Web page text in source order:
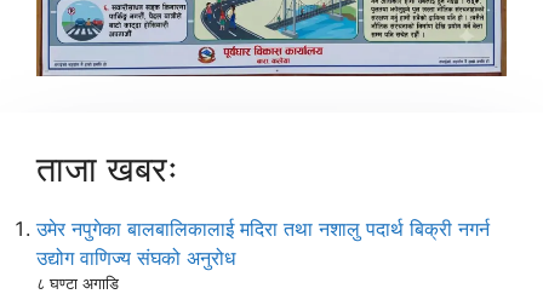
ताजा खबरः
उमेर नपुगेका बालबालिकालाई मदिरा तथा नशालु पदार्थ बिक्री नगर्न
उद्योग वाणिज्य संघको अनुरोध
८ घण्टा अगाडि